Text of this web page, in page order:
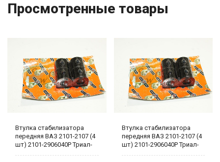
Просмотренные товары
Втулка стабилизатора
передняя ВАЗ 2101-2107 (4
шт) 2101-2906040Р Триал-
Втулка стабилизатора
передняя ВАЗ 2101-2107 (4
шт) 2101-2906040Р Триал-